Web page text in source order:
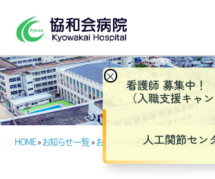
HOME»お知らせ一覧»お知らせ » 泌尿器科外来終了の
×
看護師 募集中！
（入職支援キャ
人工関節セン